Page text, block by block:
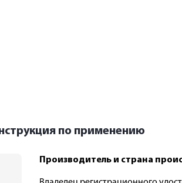
по применению
Производитель и страна